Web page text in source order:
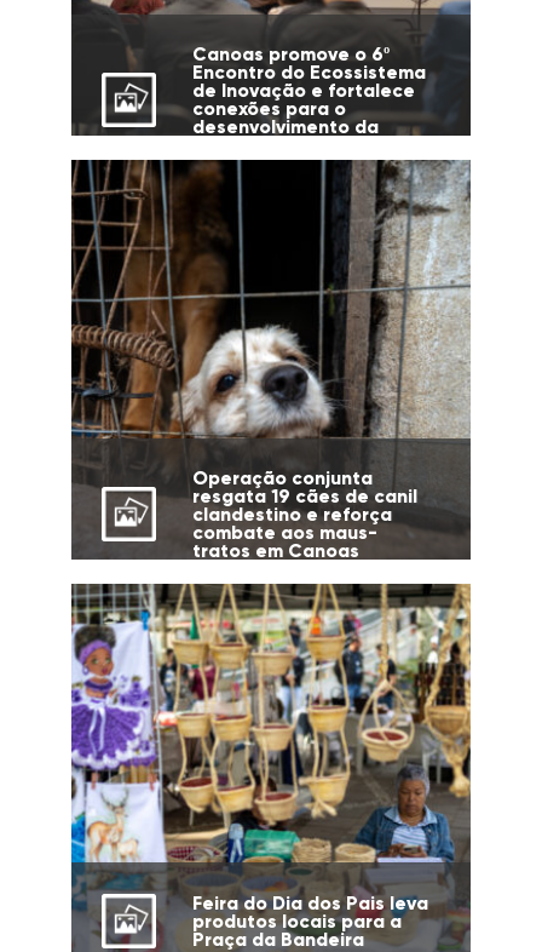
Canoas promove o 6º
Encontro do Ecossistema
de Inovação e fortalece
conexões para o
desenvolvimento da
Operação conjunta
resgata 19 cães de canil
clandestino e reforça
combate aos maus-
tratos em Canoas
Feira do Dia dos Pais leva
produtos locais para a
Praça da Bandeira